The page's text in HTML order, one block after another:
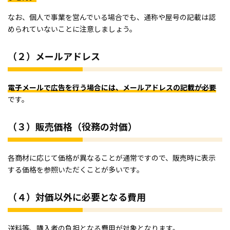
なお、個人で事業を営んでいる場合でも、通称や屋号の記載は認
められていないことに注意しましょう。
（２）メールアドレス
電子メールで広告を行う場合には、メールアドレスの記載が必要
です。
（３）販売価格（役務の対価）
各商材に応じて価格が異なることが通常ですので、販売時に表示
する価格を参照いただくことが多いです。
（４）対価以外に必要となる費用
送料等、購入者の負担となる費用が対象となります。